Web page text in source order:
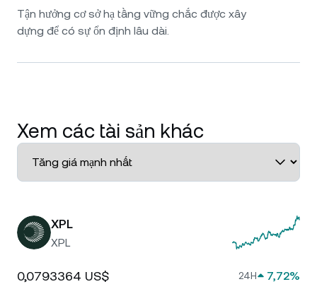
Tận hưởng cơ sở hạ tầng vững chắc được xây
dựng để có sự ổn định lâu dài.
Xem các tài sản khác
XPL
XPL
0,0793364 US$ 24H 7,72%